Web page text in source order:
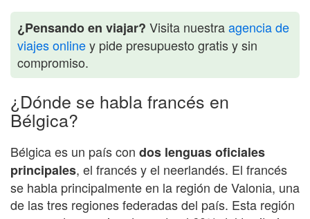
¿Pensando en viajar? Visita nuestraagencia de
viajes onliney pide presupuesto gratis y sin
compromiso.
¿Dónde se habla francés en
Bélgica?
Bélgica es un país con dos lenguas oficiales
principales, el francés y el neerlandés. El francés
se habla principalmente en la región de Valonia, una
de las tres regiones federadas del país. Esta región